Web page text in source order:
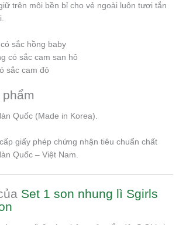
trên môi bền bỉ cho vẻ ngoài luôn tươi tắn
sắc hồng baby
có sắc cam san hô
sắc cam đỏ
Quốc (Made in Korea).
giấy phép chứng nhận tiêu chuẩn chất
Quốc – Việt Nam.
Set 1 son nhung lì Sgirls